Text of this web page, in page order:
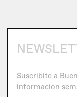
Suscribite a
información